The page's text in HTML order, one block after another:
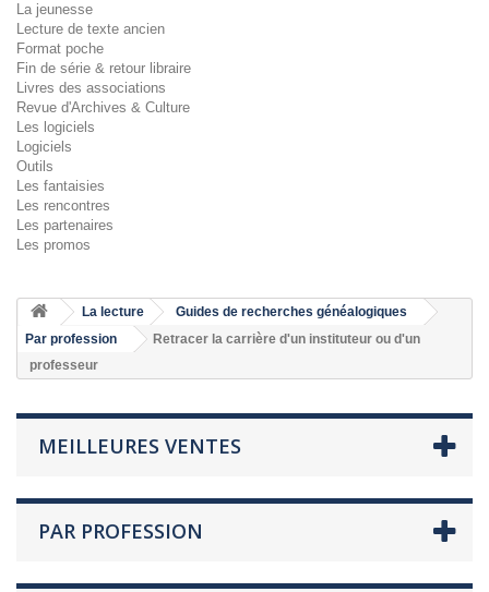
La jeunesse
Lecture de texte ancien
Format poche
Fin de série & retour libraire
Livres des associations
Revue d'Archives & Culture
Les logiciels
Logiciels
Outils
Les fantaisies
Les rencontres
Les partenaires
Les promos
La lecture
Guides de recherches généalogiques
Par profession
Retracer la carrière d'un instituteur ou d'un
professeur
MEILLEURES VENTES
PAR PROFESSION